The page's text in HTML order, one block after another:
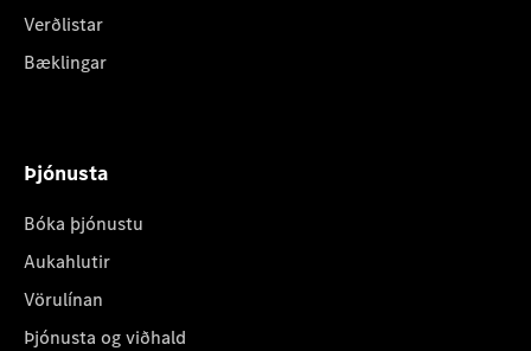
Verðlistar
Bæklingar
Þjónusta
Bóka þjónustu
Aukahlutir
Vörulínan
Þjónusta og viðhald